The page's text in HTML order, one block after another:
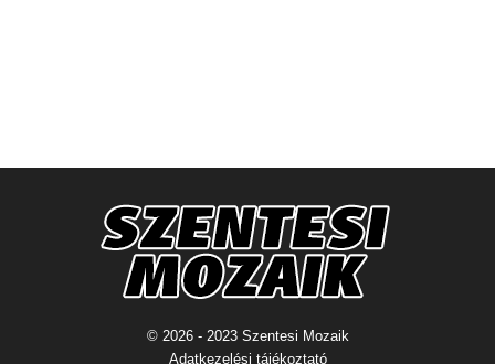
© 2026 - 2023 Szentesi Mozaik
Adatkezelési tájékoztató